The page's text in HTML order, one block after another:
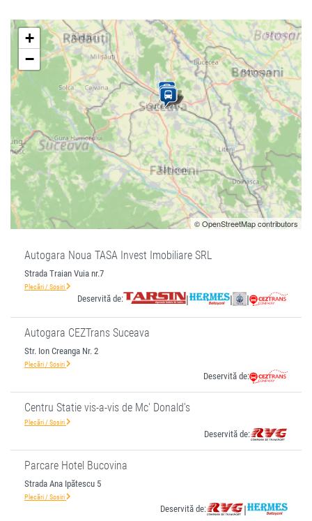
+
−
© OpenStreetMap contributors
Autogara Noua TASA Invest Imobiliare SRL
Strada Traian Vuia nr.7
Plecări / Sosiri
Deservită de: | | |
Autogara CEZTrans Suceava
Str. Ion Creanga Nr. 2
Plecări / Sosiri
Deservită de:
Centru Statie vis-a-vis de Mc' Donald's
Plecări / Sosiri
Deservită de:
Parcare Hotel Bucovina
Strada Ana Ipătescu 5
Plecări / Sosiri
Deservită de: |